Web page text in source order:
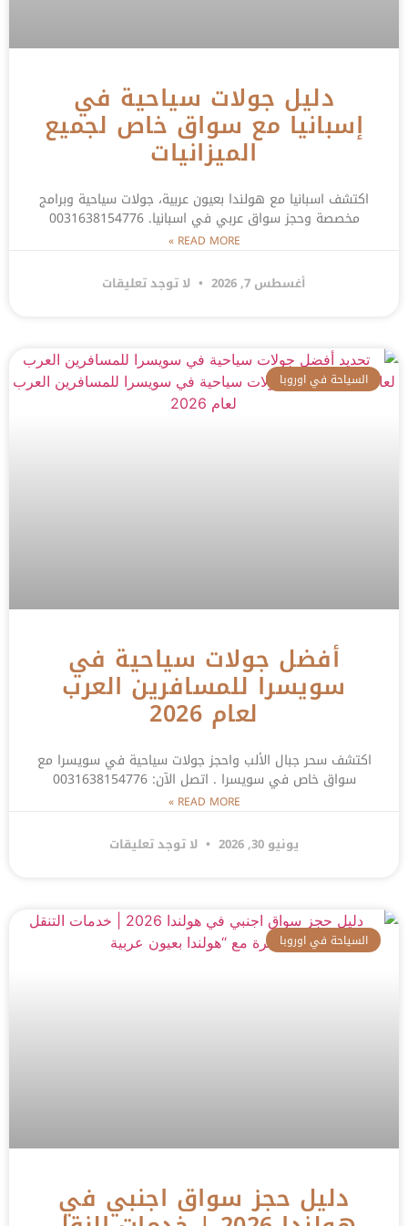
دليل جولات سياحية في
إسبانيا مع سواق خاص لجميع
الميزانيات
اكتشف اسبانيا مع هولندا بعيون عربية، جولات سياحية وبرامج
مخصصة وحجز سواق عربي في اسبانيا. 0031638154776
READ MORE »
أغسطس 7, 2026 لا توجد تعليقات
السياحة في اوروبا
أفضل جولات سياحية في
سويسرا للمسافرين العرب
لعام 2026
اكتشف سحر جبال الألب واحجز جولات سياحية في سويسرا مع
سواق خاص في سويسرا . اتصل الآن: 0031638154776
READ MORE »
يونيو 30, 2026 لا توجد تعليقات
السياحة في اوروبا
دليل حجز سواق اجنبي في